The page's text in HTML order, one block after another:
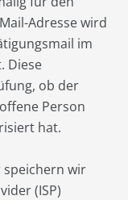
Adresse wird
im
Diese
ob der
Person
hat.
speichern wir
(ISP)